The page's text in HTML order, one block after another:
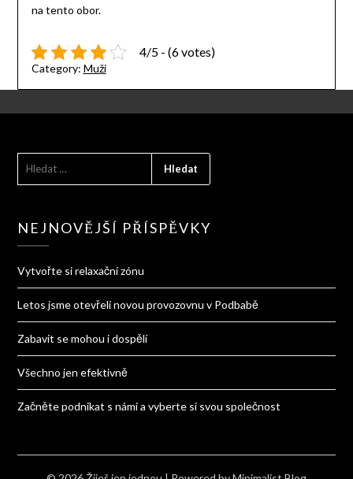
na tento obor.
4/5 - (6 votes)
Category: Muži
NEJNOVĚJŠÍ PŘÍSPĚVKY
Vytvořte si relaxační zónu
Letos jsme otevřeli novou provozovnu v Podbabě
Zabavit se mohou i dospělí
Všechno jen efektivně
Začněte podnikat s námi a vyberte si svou společnost